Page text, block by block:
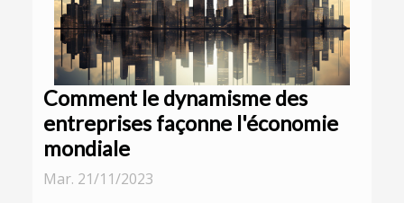
Comment le dynamisme des
entreprises façonne l'économie
mondiale
Mar. 21/11/2023